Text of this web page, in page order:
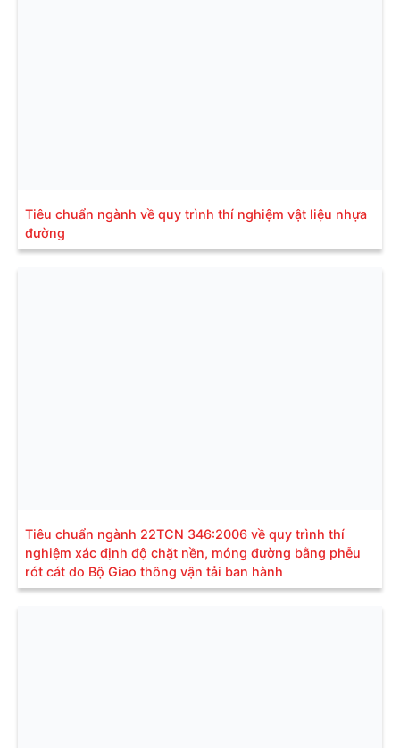
Tiêu chuẩn ngành về quy trình thí nghiệm vật liệu nhựa
đường
Tiêu chuẩn ngành 22TCN 346:2006 về quy trình thí
nghiệm xác định độ chặt nền, móng đường bằng phễu
rót cát do Bộ Giao thông vận tải ban hành